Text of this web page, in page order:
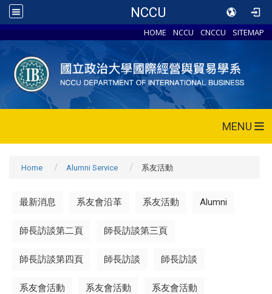
NCCU
HOME NCCU CNCCU SITEMAP
MENU
Home Alumni Service 系友活動
最新消息 系友會沿革 系友活動 Alumni
師長訪談第二頁 師長訪談第三頁
師長訪談第四頁 師長訪談 師長訪談
系友會活動 系友會活動 系友會活動